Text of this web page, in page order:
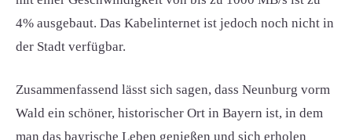
4% ausgebaut. Das Kabelinternet ist jedoch noch nicht in
der Stadt verfügbar.
Zusammenfassend lässt sich sagen, dass Neunburg vorm
Wald ein schöner, historischer Ort in Bayern ist, in dem
man das bayrische Leben genießen und sich erholen